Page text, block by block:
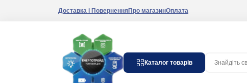
Доставка і ПоверненняПро магазинОплата
Каталог товарів